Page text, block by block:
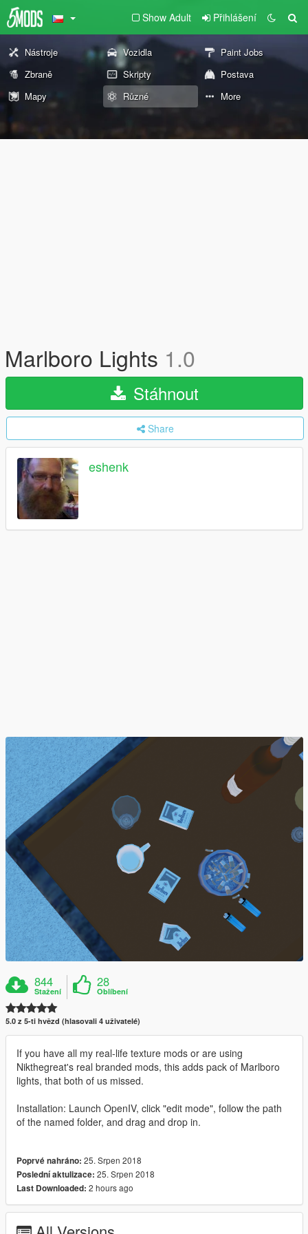
Show Adult Přihlášení
Nástroje Vozidla
Paint Jobs
Zbraně
Skripty
Postava
Mapy
Různé More
Marlboro Lights 1.0
Stáhnout
Share
eshenk
844
Stažení
28
Oblíbení
5.0 z 5-ti hvězd (hlasovali 4 uživatelé)
If you have all my real-life texture mods or are using
Nikthegreat's real branded mods, this adds pack of Marlboro
lights, that both of us missed.
Installation: Launch OpenIV, click "edit mode", follow the path
of the named folder, and drag and drop in.
Poprvé nahráno: 25. Srpen 2018
Poslední aktulizace: 25. Srpen 2018
Last Downloaded: 2 hours ago